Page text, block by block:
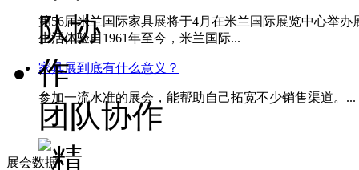
第56届米兰国际家具展将于4月在米兰国际展览中心举
生活体验自1961年至今，米兰国际...
家具展到底有什么意义？
参加一流水准的展会，能帮助自己拓宽不少销售渠道。...
展会数据
团队协作